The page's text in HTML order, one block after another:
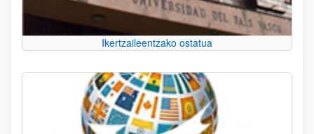
Ikertzaileentzako ostatua